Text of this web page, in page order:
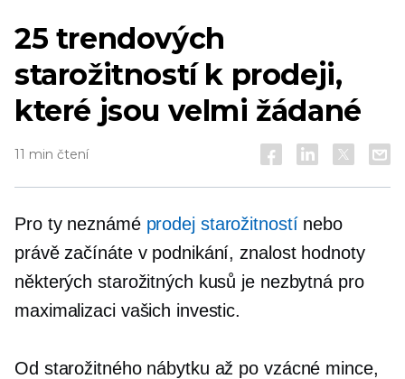
25 trendových
starožitností k prodeji,
které jsou velmi žádané
11 min čtení
Pro ty neznámé prodej starožitnostínebo
právě začínáte v podnikání, znalost hodnoty
některých starožitných kusů je nezbytná pro
maximalizaci vašich investic.
Od starožitného nábytku až po vzácné mince,